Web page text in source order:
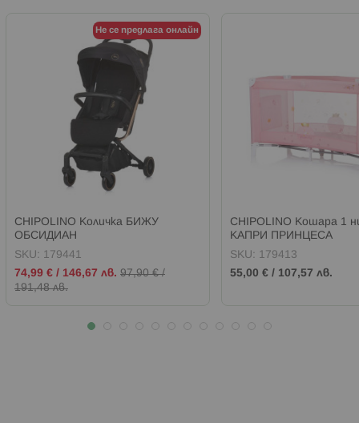
Не се предлага онлайн
CHIPOLINO Количка БИЖУ
ОБСИДИАН
SKU: 179441
Промо
цена
74,99 € / 146,67 лв. 97,90 €/
191,48 лв.
CHIPOLINO Кошара 1
КАПРИ ПРИНЦЕСА
SKU: 179413
55,00 € / 107,57 лв.